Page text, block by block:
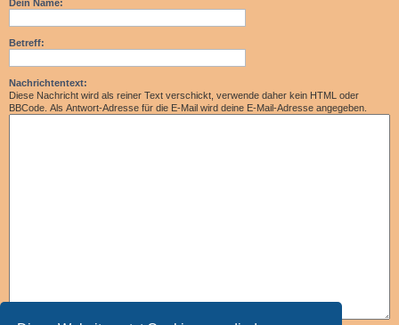
Dein Name:
Betreff:
Nachrichtentext:
Diese Nachricht wird als reiner Text verschickt, verwende daher kein HTML oder
BBCode. Als Antwort-Adresse für die E-Mail wird deine E-Mail-Adresse angegeben.